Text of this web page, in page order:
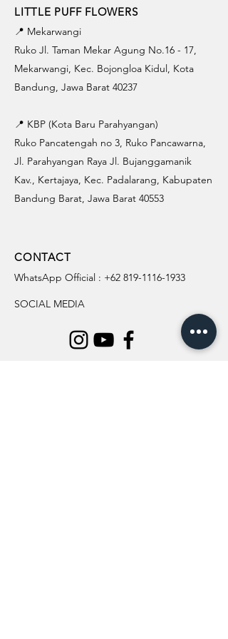
LITTLE PUFF FLOWERS
📍 Mekarwangi
Ruko Jl. Taman Mekar Agung No.16 - 17,
Mekarwangi, Kec. Bojongloa Kidul, Kota
Bandung, Jawa Barat 40237
📍 KBP (Kota Baru Parahyangan)
Ruko Pancatengah no 3, Ruko Pancawarna,
Jl. Parahyangan Raya Jl. Bujanggamanik
Kav., Kertajaya, Kec. Padalarang, Kabupaten
Bandung Barat, Jawa Barat 40553
CONTACT
WhatsApp Official : +62 819-1116-1933
SOCIAL MEDIA